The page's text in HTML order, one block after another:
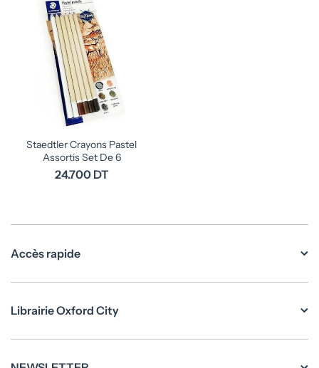
Staedtler Crayons Pastel
Assortis Set De 6
24.700 DT
Accès rapide
Librairie Oxford City